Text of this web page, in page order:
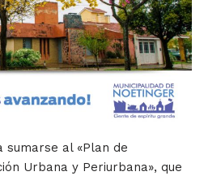
sumarse al «Plan de
Urbana y Periurbana», que